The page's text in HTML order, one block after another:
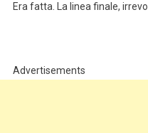
Era fatta. La linea finale,
Advertisements